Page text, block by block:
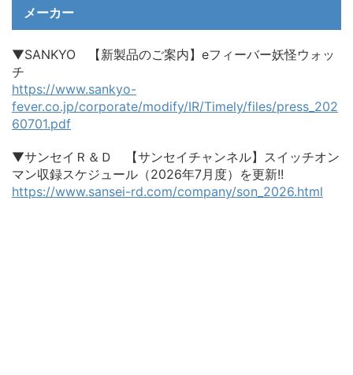
メーカー
▼SANKYO 【新製品のご案内】eフィーバー妖怪ウォッ
チ
https://www.sankyo-
fever.co.jp/corporate/modify/IR/Timely/files/press_202
60701.pdf
▼サンセイＲ＆Ｄ 【サンセイチャンネル】スイッチオン
マン収録スケジュール（2026年7月度）を更新!!
https://www.sansei-rd.com/company/son_2026.html